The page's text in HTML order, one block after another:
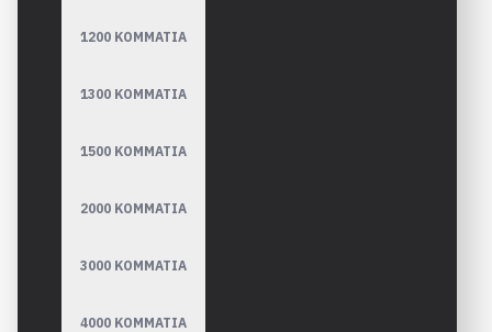
1200 ΚΟΜΜΑΤΙΑ
1300 ΚΟΜΜΑΤΙΑ
1500 ΚΟΜΜΑΤΙΑ
2000 ΚΟΜΜΑΤΙΑ
3000 ΚΟΜΜΑΤΙΑ
4000 ΚΟΜΜΑΤΙΑ